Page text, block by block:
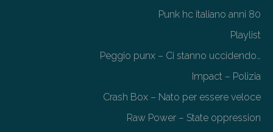
Punk hc italiano anni 80
Playlist
Peggio punx – Ci stanno uccidendo…
Impact – Polizia
Crash Box – Nato per essere veloce
Raw Power – State oppression